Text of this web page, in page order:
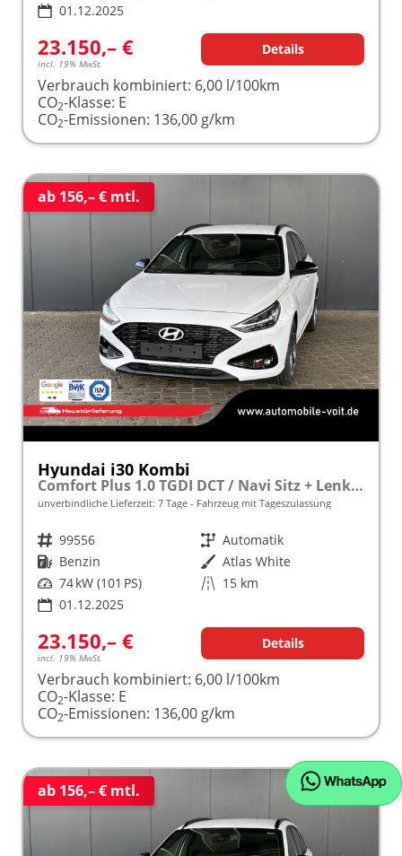
01.12.2025
23.150,– €
incl. 19% MwSt.
Details
Verbrauch kombiniert: 6,00 l/100km
CO2-Klasse: E
CO2-Emissionen: 136,00 g/km
ab 156,– € mtl.
Hyundai i30 Kombi
Comfort Plus 1.0 TGDI DCT / Navi Sitz + Lenkradheizung PDC V&H Kamera LED Alu 17"
unverbindliche Lieferzeit: 7 Tage Fahrzeug mit Tageszulassung
Fahrzeugnr. 99556 Getriebe Automatik
Kraftstoff Benzin Außenfarbe Atlas White
Leistung 74 kW (101 PS) Kilometerstand 15 km
01.12.2025
23.150,– €
incl. 19% MwSt.
Details
Verbrauch kombiniert: 6,00 l/100km
CO2-Klasse: E
CO2-Emissionen: 136,00 g/km
ab 156,– € mtl.